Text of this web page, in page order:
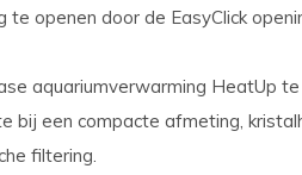
openen door de EasyClick
aquariumverwarming HeatUp
bij een compacte afmeting,
filtering.